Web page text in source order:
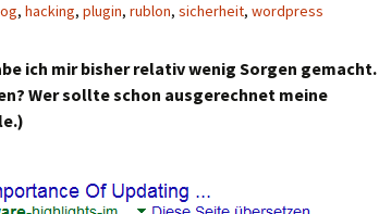
, hacking, plugin, rublon, sicherheit, wordpress
ich mir bisher relativ wenig Sorgen gemacht.
Wer sollte schon ausgerechnet meine